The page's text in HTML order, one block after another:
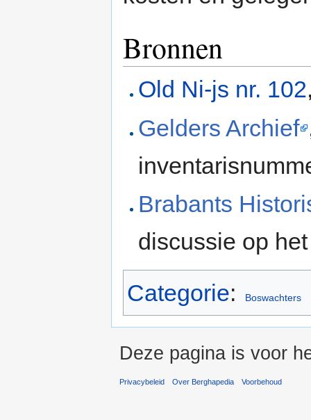
Bronnen
Old Ni-js nr. 102
Gelders Archief
Brabants
discussie op
Categorie: Boswachters
Deze pagina is voor
Privacybeleid Over Berghapedia Voorbehoud